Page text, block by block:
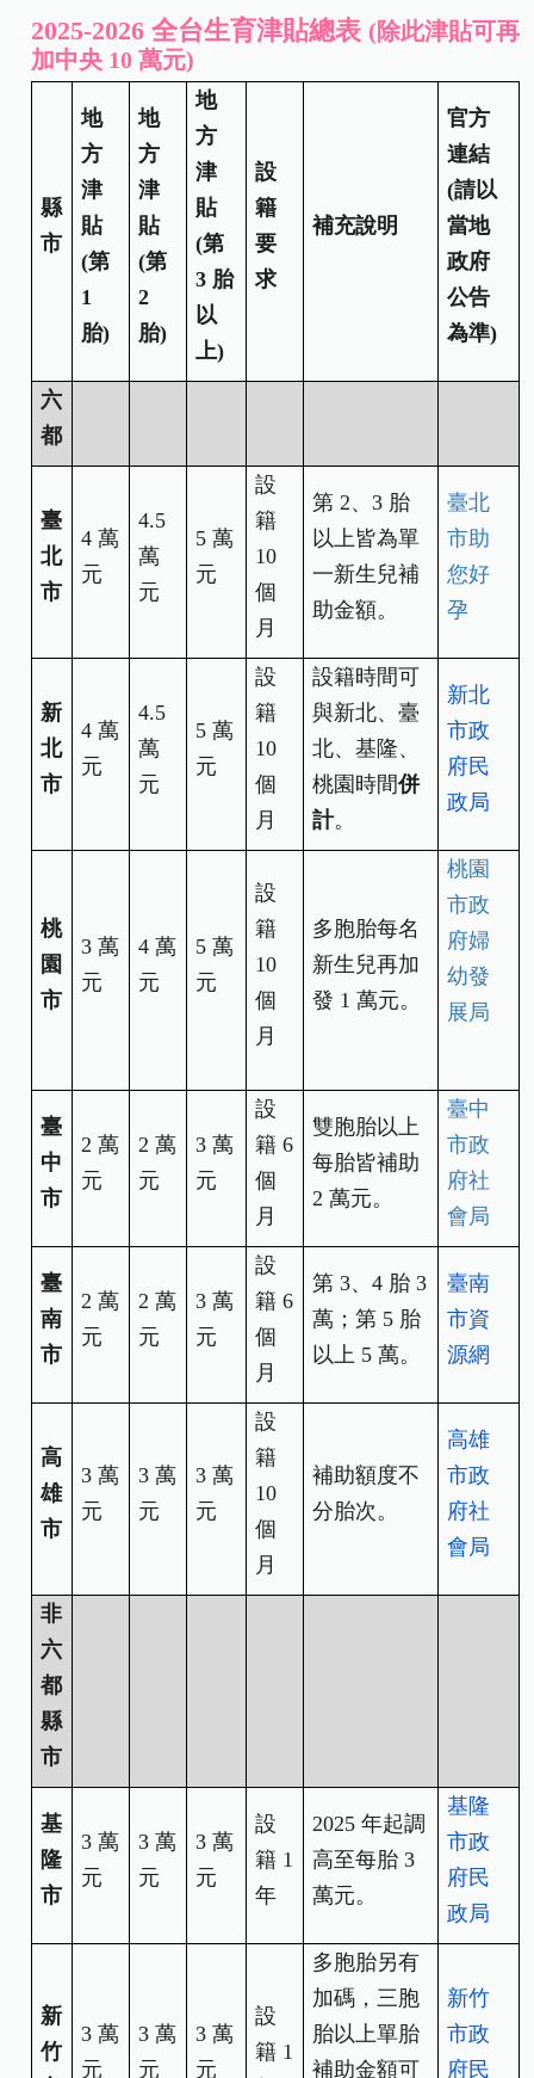
2025-2026 全台生育津貼總表 (除此津貼可再
加中央 10 萬元)
縣
市
地
方
津
貼
(第
1
胎)
地
方
津
貼
(第
2
胎)
地
方
津
貼
(第
3 胎
以
上)
設
籍
要
求
補充說明
官方
連結
(請以
當地
政府
公告
為準)
六
都
臺
北
市
4萬
元
4.5
萬
元
5萬
元
設
籍
10
個
月
第 2、3 胎
以上皆為單
一新生兒補
助金額。
臺北
市助
您好
孕
新
北
市
4萬
元
4.5
萬
元
5萬
元
設
籍
10
個
月
設籍時間可
與新北、臺
北、基隆、
桃園時間併
計。
新北
市政
府民
政局
桃
園
市
3萬
元
4萬
元
5萬
元
設
籍
10
個
月
多胞胎每名
新生兒再加
發 1 萬元。
桃園
市政
府婦
幼發
展局
臺
中
市
2萬
元
2萬
元
3萬
元
設
籍 6
個
月
雙胞胎以上
每胎皆補助
2 萬元。
臺中
市政
府社
會局
臺
南
市
2萬
元
2萬
元
3萬
元
設
籍 6
個
月
第 3、4 胎 3
萬；第 5 胎
以上 5 萬。
臺南
市資
源網
高
雄
市
3萬
元
3萬
元
3萬
元
設
籍
10
個
月
補助額度不
分胎次。
高雄
市政
府社
會局
非
六
都
縣
市
基
隆
市
3萬
元
3萬
元
3萬
元
設
籍 1
年
2025年起調
高至每胎 3
萬元。
基隆
市政
府民
政局
新
竹
3萬
元
3萬
元
3萬
元
設
籍 1
多胞胎另有
加碼，三胞
胎以上單胎
補助金額可
新竹
市政
府民